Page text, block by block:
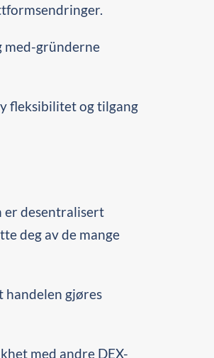
med-gründerne
fleksibilitet og tilgang
er desentralisert
deg av de mange
handelen gjøres
med andre DEX-